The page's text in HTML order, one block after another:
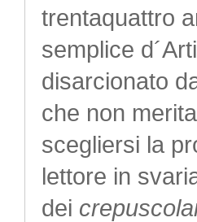
trentaquattro
semplice
disarcionato
che non
scegliersi la
lettore in
dei